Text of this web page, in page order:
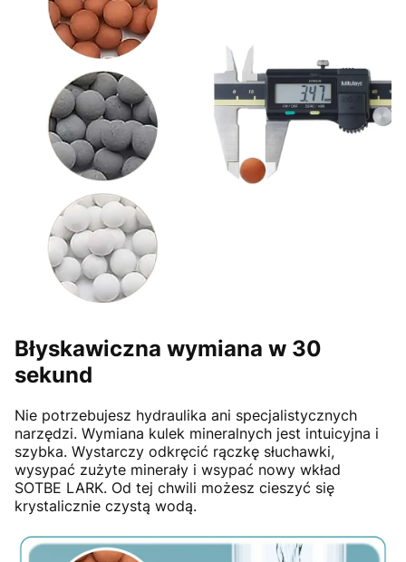
Błyskawiczna wymiana w 30
sekund
Nie potrzebujesz hydraulika ani specjalistycznych
narzędzi. Wymiana kulek mineralnych jest intuicyjna i
szybka. Wystarczy odkręcić rączkę słuchawki,
wysypać zużyte minerały i wsypać nowy wkład
SOTBE LARK. Od tej chwili możesz cieszyć się
krystalicznie czystą wodą.